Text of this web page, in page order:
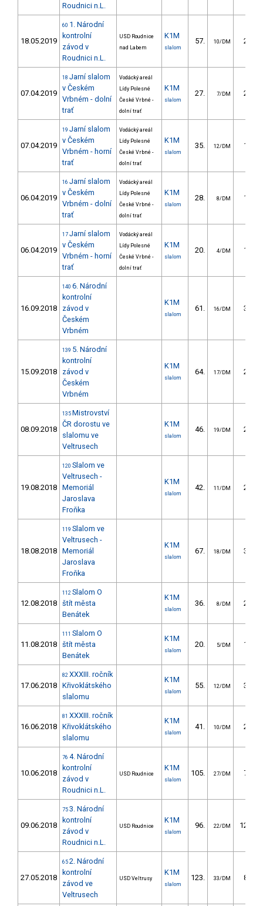
Roudnici n.L.
18.05.2019
60 1. Národní
kontrolní
závod v
Roudnici n.L.
USD Roudnice
nad Labem
K1M
slalom
57. 10/DM 28.66
07.04.2019
18 Jarní slalom
v Českém
Vrbném - dolní
trať
Vodácký areál
Lídy Polesné
České Vrbné -
dolní trať
K1M
slalom
27. 7/DM 28.65
07.04.2019
19 Jarní slalom
v Českém
Vrbném - horní
trať
Vodácký areál
Lídy Polesné
České Vrbné -
dolní trať
K1M
slalom
35. 12/DM 17.81
06.04.2019
16 Jarní slalom
v Českém
Vrbném - dolní
trať
Vodácký areál
Lídy Polesné
České Vrbné -
dolní trať
K1M
slalom
28. 8/DM 19.10
06.04.2019
17 Jarní slalom
v Českém
Vrbném - horní
trať
Vodácký areál
Lídy Polesné
České Vrbné -
dolní trať
K1M
slalom
20. 4/DM 12.27
16.09.2018
140 6. Národní
kontrolní
závod v
Českém
Vrbném
K1M
slalom
61. 16/DM 35.12
15.09.2018
139 5. Národní
kontrolní
závod v
Českém
Vrbném
K1M
slalom
64. 17/DM 28.64
08.09.2018
135 Mistrovství
ČR dorostu ve
slalomu ve
Veltrusech
K1M
slalom
46. 19/DM 28.05
19.08.2018
120 Slalom ve
Veltrusech -
Memoriál
Jaroslava
Froňka
K1M
slalom
42. 11/DM 26.12
18.08.2018
119 Slalom ve
Veltrusech -
Memoriál
Jaroslava
Froňka
K1M
slalom
67. 18/DM 38.68
12.08.2018
112 Slalom O
štít města
Benátek
K1M
slalom
36. 8/DM 20.33
11.08.2018
111 Slalom O
štít města
Benátek
K1M
slalom
20. 5/DM 12.43
17.06.2018
82 XXXIII. ročník
Křivoklátského
slalomu
K1M
slalom
55. 12/DM 31.36
16.06.2018
81 XXXIII. ročník
Křivoklátského
slalomu
K1M
slalom
41. 10/DM 21.58
10.06.2018
76 4. Národní
kontrolní
závod v
Roudnici n.L.
USD Roudnice
K1M
slalom
105. 27/DM 79.71
09.06.2018
75 3. Národní
kontrolní
závod v
Roudnici n.L.
USD Roudnice
K1M
slalom
96. 22/DM 122.66
27.05.2018
65 2. Národní
kontrolní
závod ve
Veltrusech
USD Veltrusy
K1M
slalom
123. 33/DM 83.22